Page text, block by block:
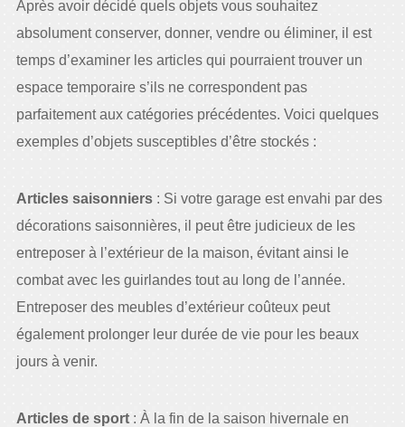
Après avoir décidé quels objets vous souhaitez
absolument conserver, donner, vendre ou éliminer, il est
temps d’examiner les articles qui pourraient trouver un
espace temporaire s’ils ne correspondent pas
parfaitement aux catégories précédentes. Voici quelques
exemples d’objets susceptibles d’être stockés :
Articles saisonniers: Si votre garage est envahi par des
décorations saisonnières, il peut être judicieux de les
entreposer à l’extérieur de la maison, évitant ainsi le
combat avec les guirlandes tout au long de l’année.
Entreposer des meubles d’extérieur coûteux peut
également prolonger leur durée de vie pour les beaux
jours à venir.
Articles de sport: À la fin de la saison hivernale en